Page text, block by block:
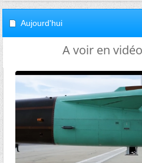
Aujourd'hui
A voir en